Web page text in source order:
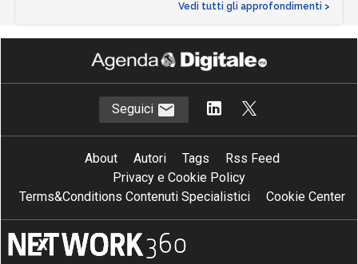
Vedi tutti gli approfondimenti >
Seguici
About Autori Tags
Rss Feed
Privacy e Cookie Policy
Terms&Conditions Contenuti Specialistici
Cookie Center